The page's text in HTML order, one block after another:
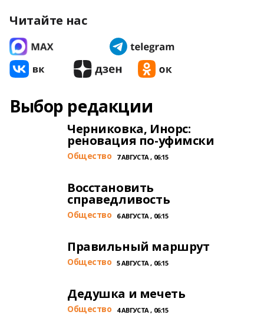
Читайте нас
Выбор редакции
Черниковка, Инорс:
реновация по-уфимски
Общество 7 АВГУСТА , 06:15
Восстановить
справедливость
Общество 6 АВГУСТА , 06:15
Правильный маршрут
Общество 5 АВГУСТА , 06:15
Дедушка и мечеть
Общество 4 АВГУСТА , 06:15